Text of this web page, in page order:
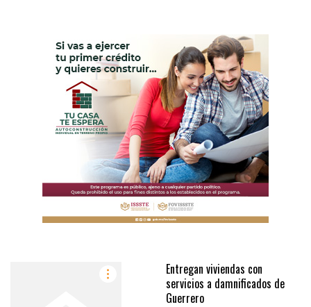
Entregan viviendas con
servicios a damnificados de
Guerrero